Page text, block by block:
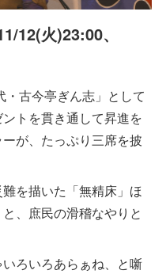
12(火)23:00、
古今亭ぎん志」として
トを貫き通して昇進を
が、たっぷり三席を披
を描いた「無精床」ほ
、庶民の滑稽なやりと
ろいろあらぁね、と噺